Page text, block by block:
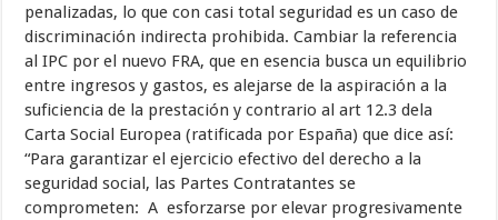
penalizadas, lo que con casi total seguridad es un caso de
discriminación indirecta prohibida. Cambiar la referencia
al IPC por el nuevo FRA, que en esencia busca un equilibrio
entre ingresos y gastos, es alejarse de la aspiración a la
suficiencia de la prestación y contrario al art 12.3 dela
Carta Social Europea (ratificada por España) que dice así:
“Para garantizar el ejercicio efectivo del derecho a la
seguridad social, las Partes Contratantes se
comprometen: A esforzarse por elevar progresivamente